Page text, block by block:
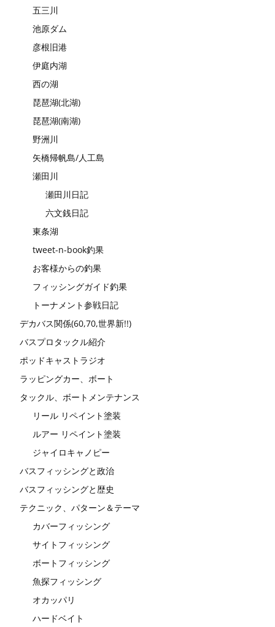
五三川
池原ダム
彦根旧港
伊庭内湖
西の湖
琵琶湖(北湖)
琵琶湖(南湖)
野洲川
矢橋帰帆島/人工島
瀬田川
瀬田川日記
六文銭日記
東条湖
tweet-n-book釣果
お客様からの釣果
フィッシングガイド釣果
トーナメント参戦日記
デカバス関係(60,70,世界新!!)
バスプロタックル紹介
ポッドキャストラジオ
ラッピングカー、ボート
タックル、ボートメンテナンス
リール リペイント塗装
ルアー リペイント塗装
ジャイロキャノピー
バスフィッシングと政治
バスフィッシングと歴史
テクニック、パターン＆テーマ
カバーフィッシング
サイトフィッシング
ボートフィッシング
魚探フィッシング
オカッパリ
ハードベイト